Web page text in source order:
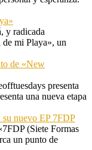
y radicada
de mi Playa», un
de «New
presenta
una nueva etapa
su nuevo EP 7FDP
(Siete Formas
un punto de